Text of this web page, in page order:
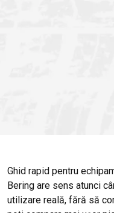
Ghid rapid pentru
Bering are sens atunci
utilizare reală, fără să